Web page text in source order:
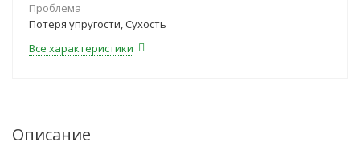
Проблема
Потеря упругости, Сухость
Все характеристики
Описание